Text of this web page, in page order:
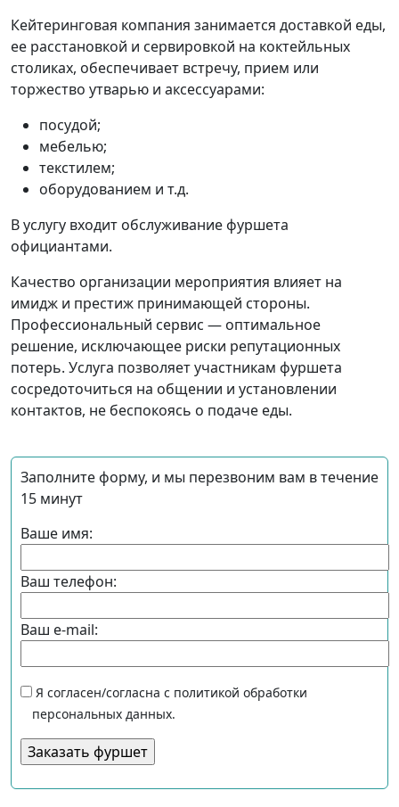
Кейтеринговая компания занимается доставкой еды,
ее расстановкой и сервировкой на коктейльных
столиках, обеспечивает встречу, прием или
торжество утварью и аксессуарами:
посудой;
мебелью;
текстилем;
оборудованием и т.д.
В услугу входит обслуживание фуршета
официантами.
Качество организации мероприятия влияет на
имидж и престиж принимающей стороны.
Профессиональный сервис — оптимальное
решение, исключающее риски репутационных
потерь. Услуга позволяет участникам фуршета
сосредоточиться на общении и установлении
контактов, не беспокоясь о подаче еды.
Заполните форму, и мы перезвоним вам в течение
15 минут
Ваше имя:
Ваш телефон:
Ваш e-mail:
Я согласен/согласна с политикой обработки
персональных данных.